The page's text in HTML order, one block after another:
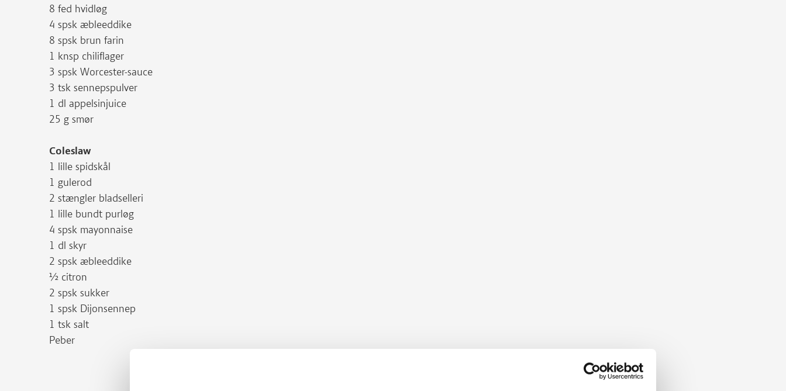
8 fed hvidløg
4 spsk æbleeddike
8 spsk brun farin
1 knsp chiliflager
3 spsk Worcester-sauce
3 tsk sennepspulver
1 dl appelsinjuice
25 g smør
Coleslaw
1 lille spidskål
1 gulerod
2 stængler bladselleri
1 lille bundt purløg
4 spsk mayonnaise
1 dl skyr
2 spsk æbleeddike
½ citron
2 spsk sukker
1 spsk Dijonsennep
1 tsk salt
Peber